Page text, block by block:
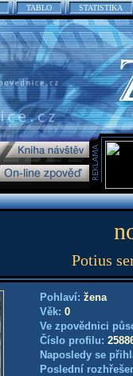
TABLO STATISTIKA
Potius
Pohlaví: žena
Věk: 0
Ve zpovědnici
Číslo profilu:
Naposledy se
Poslední